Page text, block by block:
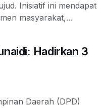
Inisiatif ini mendapat
masyarakat,...
Hadirkan 3
Daerah (DPD)